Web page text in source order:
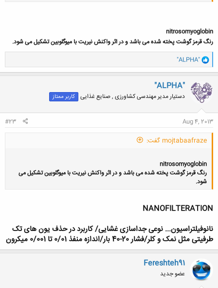
nitrosomyoglobin
رنگ قرمز گوشت پخته شده می باشد و در اثر واکنش نیریت با میوگلوبین تشکیل می شود.
و
ا
ک
ن
ش
ه
ا
"ALPHA"
"ALPHA"
دستیار مدیر مهندسی کشاورزی , صنایع غذایی کاربر ممتاز
Aug 4, 2013
#23
mojtabaafraze گفت:
nitrosomyoglobin
رنگ قرمز گوشت پخته شده می باشد و در اثر واکنش نیریت با میوگلوبین تشکیل می
شود.
NANOFILTERATION
نانوفیلتراسیون... نوعی جداسازی غشایی/ کاربرد در حذف یون های تک
طرفیتی مثل نمک و کلر/فشار 20-40 بار/اندازه منفذ 0/01 تا 0/001 میکرون
Fereshteh91
عضو جدید